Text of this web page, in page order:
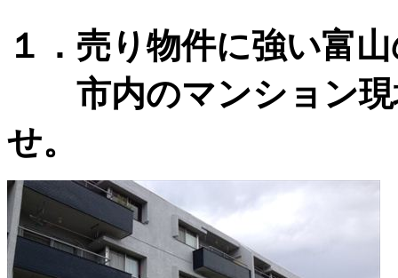
１．売り物件に強い富
市内のマンション現
せ。